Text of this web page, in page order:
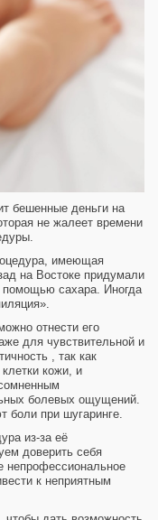
бешенные деньги на
не жалеет времени
имеющая
на Востоке придумали
помощью сахара. Иногда
отнести его
для чувствительной и
, так как
кожи, и
болевых ощущений.
боли при шугаринге.
из-за её
доверить себя
непрофессиональное
к неприятным